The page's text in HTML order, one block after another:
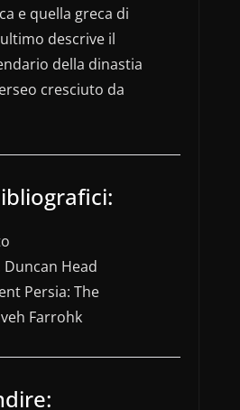
e quella greca di
descrive il
della dinastia
cresciuto da
Duncan Head
Persia: The
Farrohk